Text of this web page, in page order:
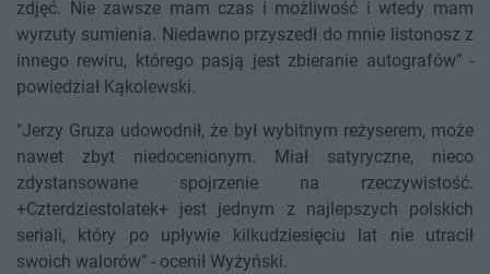
zdjęć. Nie zawsze mam czas i możliwość i wtedy mam
wyrzuty sumienia. Niedawno przyszedł do mnie listonosz z
innego rewiru, którego pasją jest zbieranie autografów" -
powiedział Kąkolewski.
"Jerzy Gruza udowodnił, że był wybitnym reżyserem, może
nawet zbyt niedocenionym. Miał satyryczne, nieco
zdystansowane spojrzenie na rzeczywistość.
+Czterdziestolatek+ jest jednym z najlepszych polskich
seriali, który po upływie kilkudziesięciu lat nie utracił
swoich walorów" - ocenił Wyżyński.